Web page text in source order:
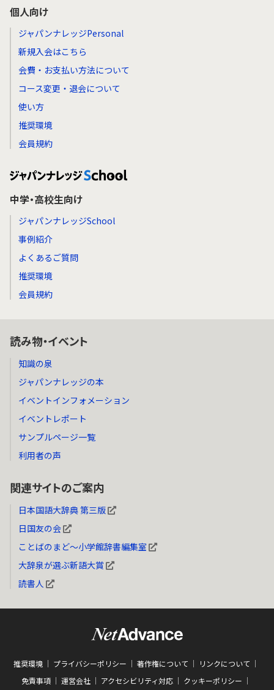
個人向け
ジャパンナレッジPersonal
新規入会はこちら
会費・お支払い方法について
コース変更・退会について
使い方
推奨環境
会員規約
中学・高校生向け
ジャパンナレッジSchool
事例紹介
よくあるご質問
推奨環境
会員規約
読み物・イベント
知識の泉
ジャパンナレッジの本
イベントインフォメーション
イベントレポート
サンプルページ一覧
利用者の声
関連サイトのご案内
日本国語大辞典 第三版
日国友の会
ことばのまど～小学館辞書編集室
大辞泉が選ぶ新語大賞
読書人
推奨環境 プライバシーポリシー 著作権について
リンクについて
免責事項
運営会社 アクセシビリティ対応 クッキーポリシー